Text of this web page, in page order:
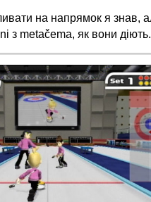
на напрямок я знав,
з metačema, як вони діють.